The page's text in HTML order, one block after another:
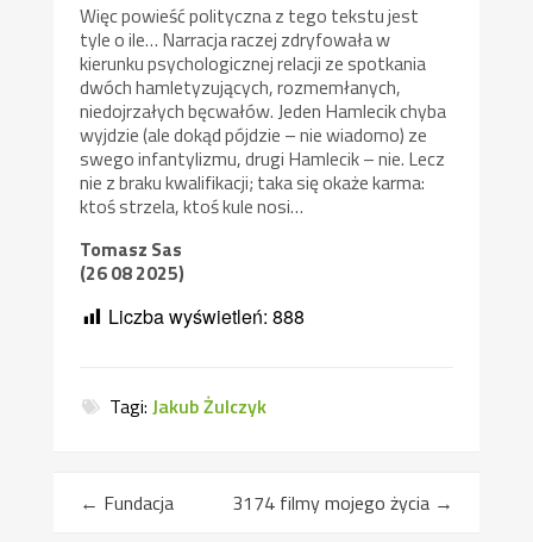
Więc powieść polityczna z tego tekstu jest
tyle o ile… Narracja raczej zdryfowała w
kierunku psychologicznej relacji ze spotkania
dwóch hamletyzujących, rozmemłanych,
niedojrzałych bęcwałów. Jeden Hamlecik chyba
wyjdzie (ale dokąd pójdzie – nie wiadomo) ze
swego infantylizmu, drugi Hamlecik – nie. Lecz
nie z braku kwalifikacji; taka się okaże karma:
ktoś strzela, ktoś kule nosi…
Tomasz Sas
(26 08 2025)
Liczba wyświetleń: 888
Tagi:Jakub Żulczyk
← Fundacja 3174 filmy mojego życia →